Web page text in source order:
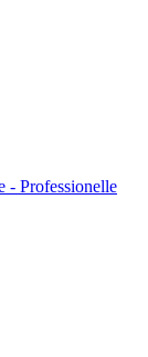
- Professionelle